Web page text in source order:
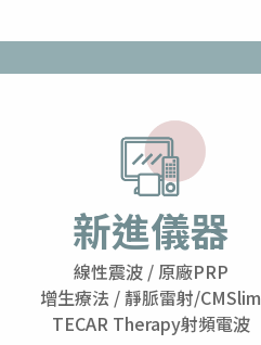
新進儀器
線性震波 / 原廠PRP
增生療法 / 靜脈雷射/CMSlim
TECAR Therapy射頻電波